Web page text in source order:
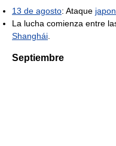
13 de agosto: Ataque
La lucha comienza entre
Shanghái
Septiembre